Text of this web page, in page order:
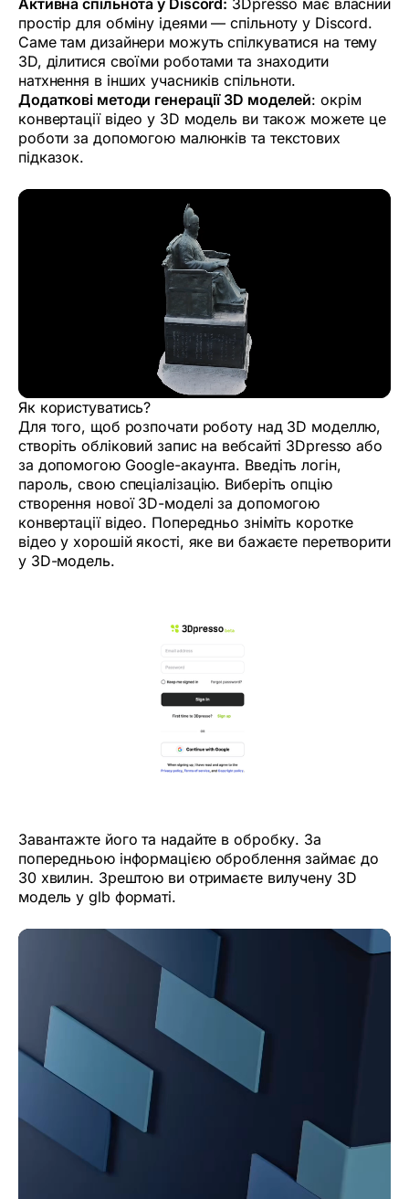
простір для обміну ідеями — спільноту у Discord.
Саме там дизайнери можуть спілкуватися на тему
3D, ділитися своїми роботами та знаходити
натхнення в інших учасників спільноти.
Додаткові методи генерації 3D моделей: окрім
конвертації відео у 3D модель ви також можете це
роботи за допомогою малюнків та текстових
підказок.
Як користуватись?
Для того, щоб розпочати роботу над 3D моделлю,
створіть обліковий запис на вебсайті 3Dpresso або
за допомогою Google-акаунта. Введіть логін,
пароль, свою спеціалізацію. Виберіть опцію
створення нової 3D-моделі за допомогою
конвертації відео. Попередньо зніміть коротке
відео у хорошій якості, яке ви бажаєте перетворити
у 3D-модель.
Завантажте його та надайте в обробку. За
попередньою інформацією оброблення займає до
30 хвилин. Зрештою ви отримаєте вилучену 3D
модель у glb форматі.